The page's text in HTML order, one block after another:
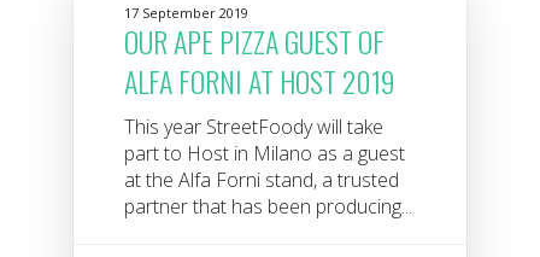
17 September 2019
OUR APE PIZZA GUEST OF
ALFA FORNI AT HOST 2019
This year StreetFoody will take
part to Host in Milano as a guest
at the Alfa Forni stand, a trusted
partner that has been producing...